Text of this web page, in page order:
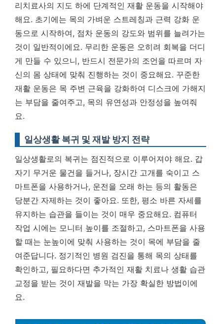
리치료사의 지도 하에 단계적인 재활 운동을 시작해야
해요. 초기에는 목의 가벼운 스트레칭과 근력 강화 운
동으로 시작하여, 점차 운동의 강도와 범위를 늘려가는
것이 일반적이에요. 무리한 운동은 오히려 회복을 더디
게 만들 수 있으니, 반드시 전문가의 조언을 따르며 자
신의 몸 상태에 맞춰 진행하는 것이 중요해요. 꾸준한
재활 운동은 목 주변 근육을 강화하여 디스크에 가해지
는 부담을 줄여주고, 목의 유연성과 안정성을 높여줘
요.
일상생활 복귀 및 재발 방지 전략
일상생활로의 복귀는 점진적으로 이루어져야 해요. 갑
자기 무거운 물건을 들거나, 장시간 고개를 숙이고 스
마트폰을 사용하거나, 운전을 오래 하는 등의 활동은
당분간 자제하는 것이 좋아요. 또한, 평소 바른 자세를
유지하는 습관을 들이는 것이 매우 중요해요. 컴퓨터
작업 시에는 모니터 높이를 조절하고, 스마트폰을 사용
할 때는 눈높이에 맞춰 사용하는 것이 목에 부담을 줄
여준답니다. 정기적인 병원 검진을 통해 목의 상태를
확인하고, 필요하다면 추가적인 재활 치료나 생활 습관
교정을 받는 것이 재발을 막는 가장 확실한 방법이에
요.